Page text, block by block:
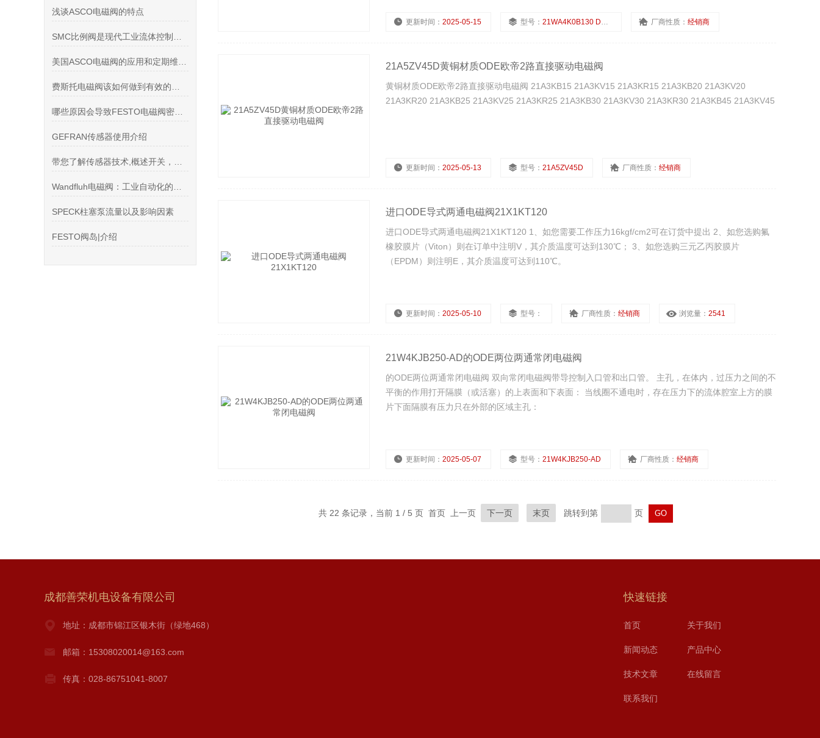
浅谈ASCO电磁阀的特点
GEFRAN传感器使用介绍
SPECK柱塞泵流量以及影响因素
FESTO阀岛|介绍
更新时间： 2025-05-15 型号： 21WA4K0B130 DC24V 厂商性质： 经销商
21A5ZV45D黄铜材质ODE欧帝2路直接驱动电磁阀
黄铜材质ODE欧帝2路直接驱动电磁阀 21A3KB15 21A3KV15 21A3KR15 21A3KB20 21A3KV20
21A3KR20 21A3KB25 21A3KV25 21A3KR25 21A3KB30 21A3KV30 21A3KR30 21A3KB45 21A3KV45
更新时间： 2025-05-13 型号： 21A5ZV45D 厂商性质： 经销商
进口ODE导式两通电磁阀21X1KT120
进口ODE导式两通电磁阀21X1KT120 1、如您需要工作压力16kgf/cm2可在订货中提出 2、如您选购氟
橡胶膜片（Viton）则在订单中注明V，其介质温度可达到130℃； 3、如您选购三元乙丙胶膜片
（EPDM）则注明E，其介质温度可达到110℃。
更新时间： 2025-05-10 型号： 厂商性质： 经销商 浏览量： 2541
21W4KJB250-AD的ODE两位两通常闭电磁阀
的ODE两位两通常闭电磁阀 双向常闭电磁阀带导控制入口管和出口管。 主孔，在体内，过压力之间的不
平衡的作用打开隔膜（或活塞）的上表面和下表面： 当线圈不通电时，存在压力下的流体腔室上方的膜
片下面隔膜有压力只在外部的区域主孔：
更新时间： 2025-05-07 型号： 21W4KJB250-AD 厂商性质： 经销商
共 22 条记录，当前 1 / 5 页 首页 上一页 下一页 末页 跳转到第 页
成都善荣机电设备有限公司
地址：成都市锦江区银木街（绿地468）
邮箱：15308020014@163.com
传真：028-86751041-8007
快速链接
首页 关于我们
新闻动态 产品中心
技术文章 在线留言
联系我们